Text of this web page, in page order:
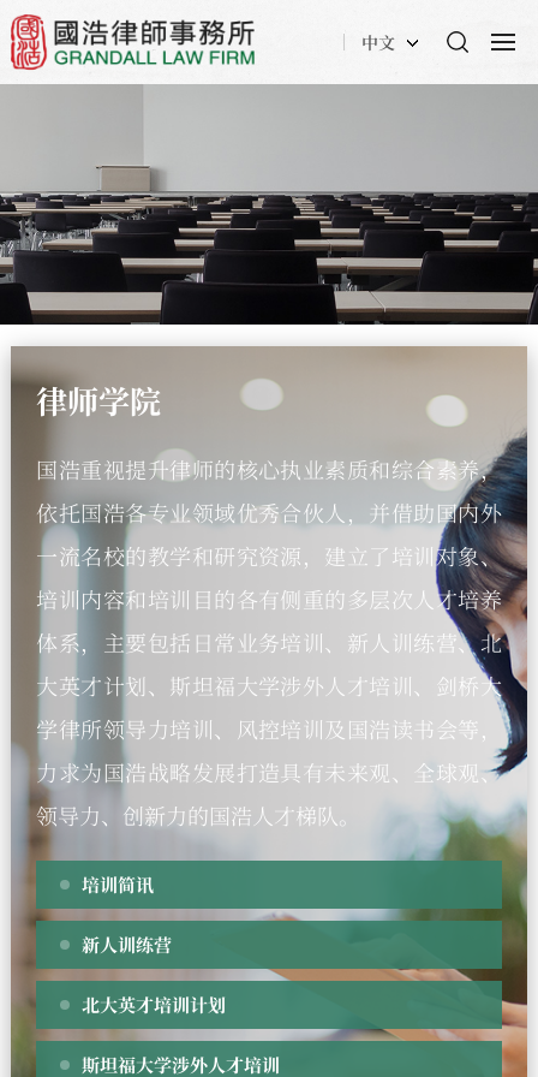
中文
律师学院
国浩重视提升律师的核心执业素质和综合素养，
依托国浩各专业领域优秀合伙人，并借助国内外
一流名校的教学和研究资源，建立了培训对象、
培训内容和培训目的各有侧重的多层次人才培养
体系，主要包括日常业务培训、新人训练营、北
大英才计划、斯坦福大学涉外人才培训、剑桥大
学律所领导力培训、风控培训及国浩读书会等，
力求为国浩战略发展打造具有未来观、全球观、
领导力、创新力的国浩人才梯队。
培训简讯
新人训练营
北大英才培训计划
斯坦福大学涉外人才培训